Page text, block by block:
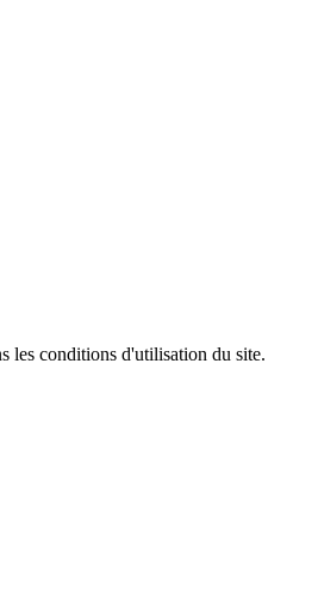
les conditions d'utilisation du site.